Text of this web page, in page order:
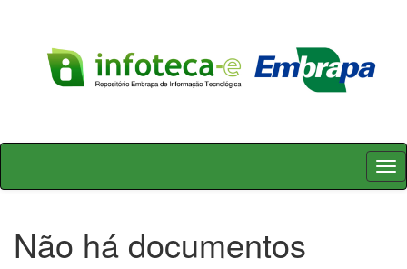
Skip
Não há documentos